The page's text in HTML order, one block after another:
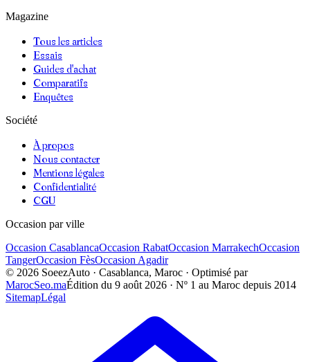
Magazine
Tous les articles
Essais
Guides d'achat
Comparatifs
Enquêtes
Société
À propos
Nous contacter
Mentions légales
Confidentialité
CGU
Occasion par ville
Occasion CasablancaOccasion RabatOccasion MarrakechOccasion
TangerOccasion FèsOccasion Agadir
© 2026 SoeezAuto · Casablanca, Maroc · Optimisé par
MarocSeo.maÉdition du 9 août 2026 · Nº 1 au Maroc depuis 2014
SitemapLégal